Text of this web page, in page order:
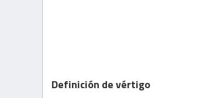
Definición de vértigo